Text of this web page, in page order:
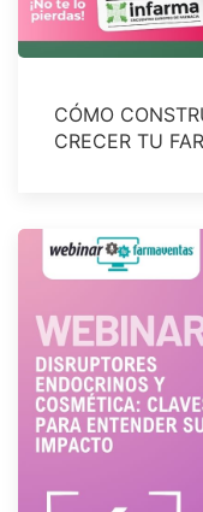
CÓMO
CRECER TU